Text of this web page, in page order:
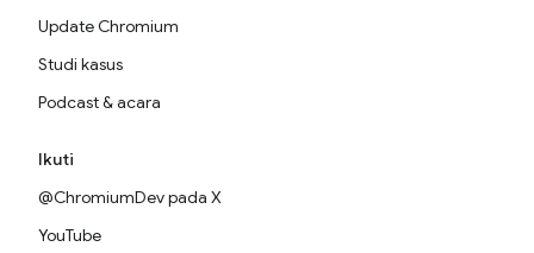
Update Chromium
Studi kasus
Podcast & acara
Ikuti
@ChromiumDev pada X
YouTube